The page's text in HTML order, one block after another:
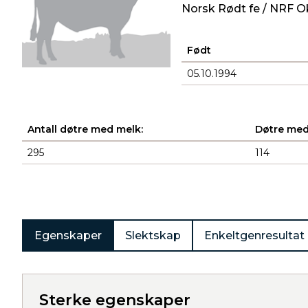
Norsk Rødt fe / NRF
Født
05.10.1994
Antall døtre med melk:
Døtre
295
114
Egenskaper Slektskap Enkeltgenresultat
Sterke egenskaper